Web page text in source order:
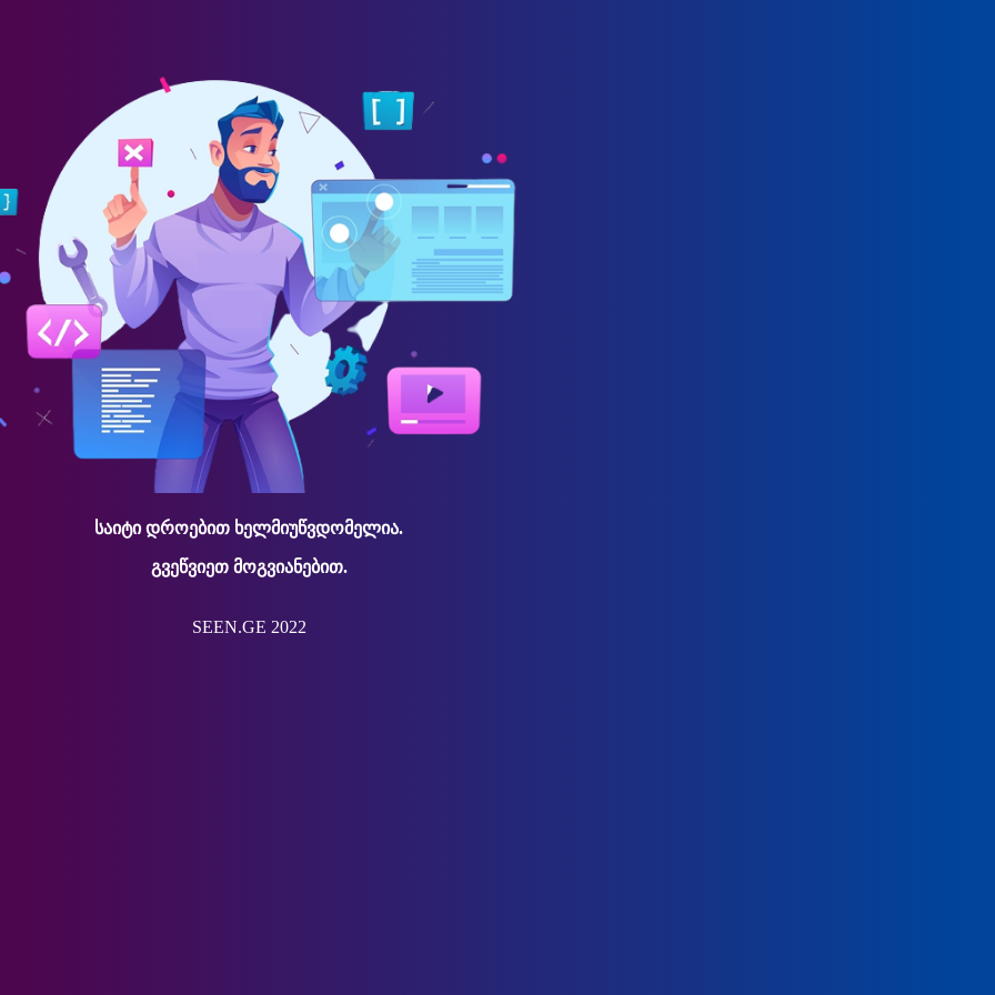
საიტი დროებით ხელმიუწვდომელია.
გვეწვიეთ მოგვიანებით.
SEEN.GE 2022